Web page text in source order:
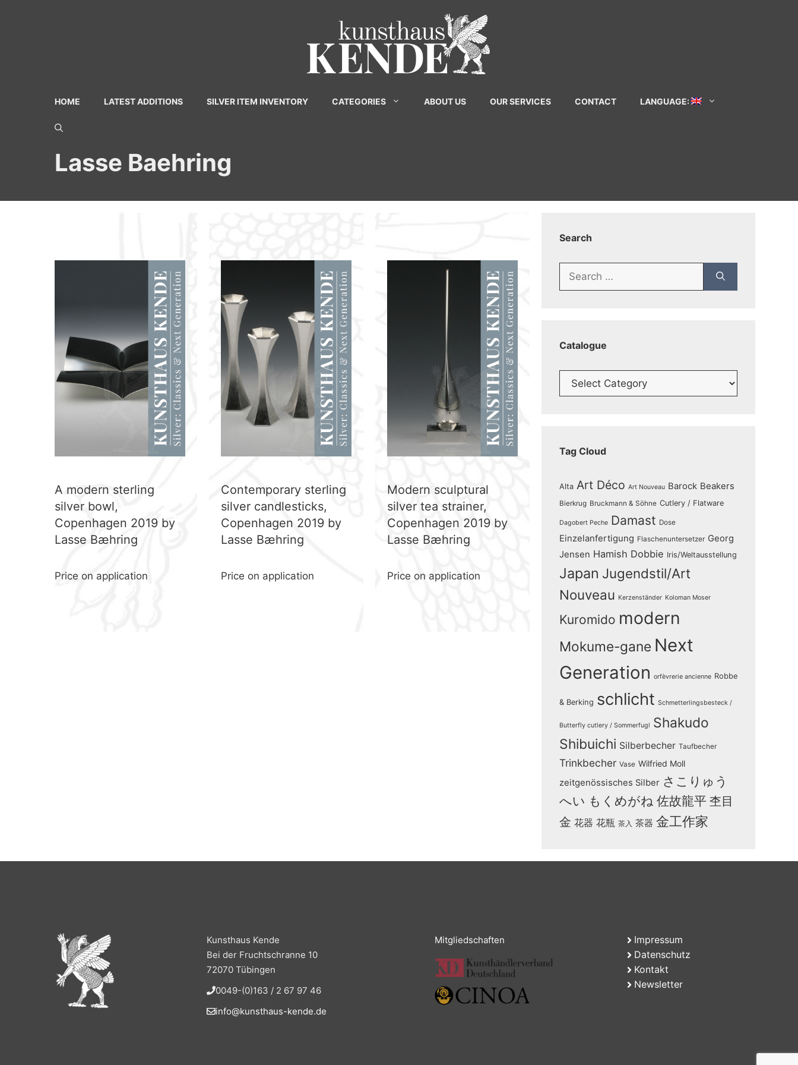
HOME LATEST ADDITIONS SILVER ITEM INVENTORY CATEGORIES ABOUT US OUR SERVICES CONTACT LANGUAGE:
Lasse Baehring
A modern sterling
silver bowl,
Copenhagen 2019 by
Lasse Bæhring
Price on application
Contemporary sterling
silver candlesticks,
Copenhagen 2019 by
Lasse Bæhring
Price on application
Modern sculptural
silver tea strainer,
Copenhagen 2019 by
Lasse Bæhring
Price on application
Search
Search
Catalogue
Catalogue
Tag Cloud
Alta Art Déco Art Nouveau Barock Beakers
Bierkrug Bruckmann & Söhne Cutlery / Flatware
Dagobert Peche Damast Dose
Einzelanfertigung Flaschenuntersetzer Georg
Jensen Hamish Dobbie Iris/Weltausstellung
Japan Jugendstil/Art
Nouveau Kerzenständer Koloman Moser
Kuromido modern
Mokume-gane Next
Generation orfèvrerie ancienne Robbe
& Berking schlicht Schmetterlingsbesteck /
Butterfly cutlery / Sommerfugl Shakudo
Shibuichi Silberbecher Taufbecher
Trinkbecher Vase Wilfried Moll
zeitgenössisches Silber さこりゅう
へい もくめがね 佐故龍平 杢目
金 花器 花瓶 茶入 茶器 金工作家
Kunsthaus Kende
Bei der Fruchtschranne 10
72070 Tübingen
0049-(0)163 / 2 67 97 46
info@kunsthaus-kende.de
Mitgliedschaften
Impressum
Datenschutz
Kontakt
Newsletter